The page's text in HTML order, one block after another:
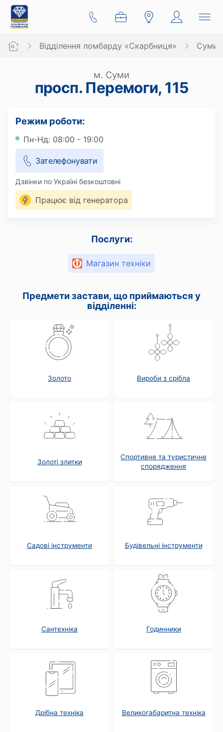
Відділення ломбарду «Скарбниця» Суми
м. Суми
просп. Перемоги, 115
Режим роботи:
Пн-Нд: 08:00 - 19:00
Зателефонувати
Дзвінки по Україні безкоштовні
Працює від генератора
Послуги:
Магазин техніки
Предмети застави, що приймаються у
відділенні:
Золото Вироби з срібла
Золоті злитки
Спортивне та туристичне
спорядження
Садові інструменти Будівельні інструменти
Сантехніка Годинники
Дрібна техніка Великогабаритна техніка